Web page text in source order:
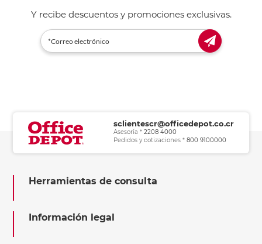
Y recibe descuentos y promociones exclusivas.
sclientescr@officedepot.co.cr
Asesoría *2208 4000
Pedidos y cotizaciones *800 9100000
Herramientas de consulta
Información legal